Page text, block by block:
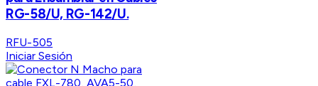
RG-58/U, RG-142/U.
RFU-505
Iniciar Sesión